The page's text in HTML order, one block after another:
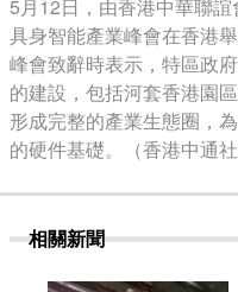
5月12日，由香港中華聯
具身智能產業峰會在香港
峰會致辭時表示，特區政
的建設，包括河套香港園
形成完整的產業生態圈，
的硬件基礎。（香港中通
相關新聞